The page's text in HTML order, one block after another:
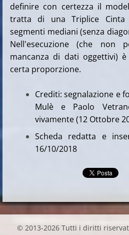
definire con certezza il
tratta di una Triplice
segmenti mediani (senza
Nell'esecuzione (che non
mancanza di dati oggettivi)
certa proporzione.
Crediti: segnalazione e
Mulè e Paolo
vivamente (12 Ottobre
Scheda redatta e
16/10/2018
© 2013-2026 Tutti i diritti